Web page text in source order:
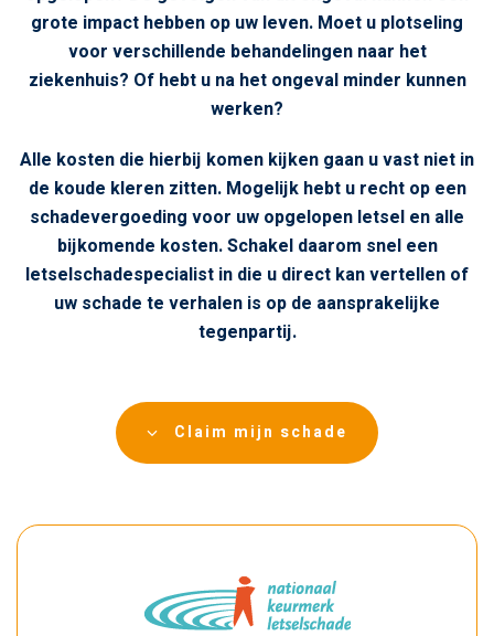
grote impact hebben op uw leven. Moet u plotseling
voor verschillende behandelingen naar het
ziekenhuis? Of hebt u na het ongeval minder kunnen
werken?
Alle kosten die hierbij komen kijken gaan u vast niet in
de koude kleren zitten. Mogelijk hebt u recht op een
schadevergoeding voor uw opgelopen letsel en alle
bijkomende kosten. Schakel daarom snel een
letselschadespecialist in die u direct kan vertellen of
uw schade te verhalen is op de aansprakelijke
tegenpartij.
Claim mijn schade